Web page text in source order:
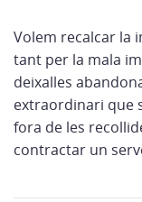
Volem recalcar la
tant per la mala
deixalles
extraordinari que
fora de les
contractar un